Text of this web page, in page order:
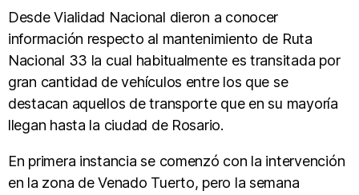
Desde Vialidad Nacional dieron a conocer
información respecto al mantenimiento de Ruta
Nacional 33 la cual habitualmente es transitada por
gran cantidad de vehículos entre los que se
destacan aquellos de transporte que en su mayoría
llegan hasta la ciudad de Rosario.
En primera instancia se comenzó con la intervención
en la zona de Venado Tuerto, pero la semana